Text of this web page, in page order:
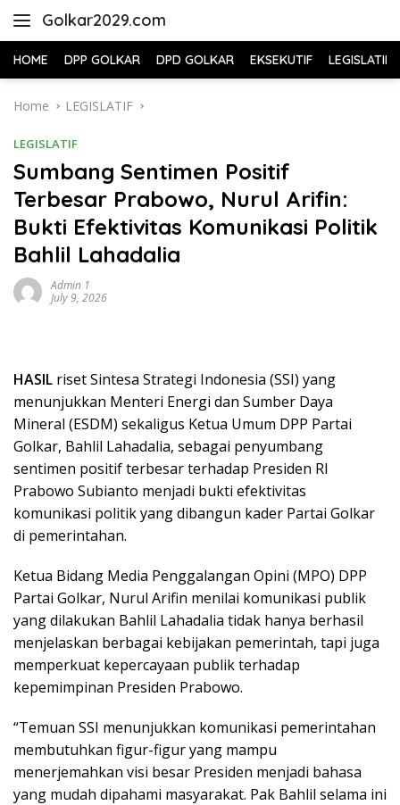
Golkar2029.com
HOME DPP GOLKAR DPD GOLKAR EKSEKUTIF LEGISLATIF
Home LEGISLATIF
LEGISLATIF
Sumbang Sentimen Positif
Terbesar Prabowo, Nurul Arifin:
Bukti Efektivitas Komunikasi Politik
Bahlil Lahadalia
Admin 1
July 9, 2026
HASIL riset Sintesa Strategi Indonesia (SSI) yang
menunjukkan Menteri Energi dan Sumber Daya
Mineral (ESDM) sekaligus Ketua Umum DPP Partai
Golkar, Bahlil Lahadalia, sebagai penyumbang
sentimen positif terbesar terhadap Presiden RI
Prabowo Subianto menjadi bukti efektivitas
komunikasi politik yang dibangun kader Partai Golkar
di pemerintahan.
Ketua Bidang Media Penggalangan Opini (MPO) DPP
Partai Golkar, Nurul Arifin menilai komunikasi publik
yang dilakukan Bahlil Lahadalia tidak hanya berhasil
menjelaskan berbagai kebijakan pemerintah, tapi juga
memperkuat kepercayaan publik terhadap
kepemimpinan Presiden Prabowo.
“Temuan SSI menunjukkan komunikasi pemerintahan
membutuhkan figur-figur yang mampu
menerjemahkan visi besar Presiden menjadi bahasa
yang mudah dipahami masyarakat. Pak Bahlil selama ini